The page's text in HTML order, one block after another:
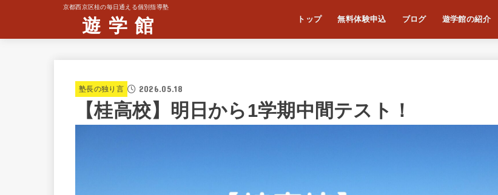
京都西京区桂の毎日通える個別指導塾
遊 学 館 トップ 無料体験申込 ブログ 遊学館の紹介
塾長の独り言 2026.05.18
【桂高校】明日から1学期中間テスト！